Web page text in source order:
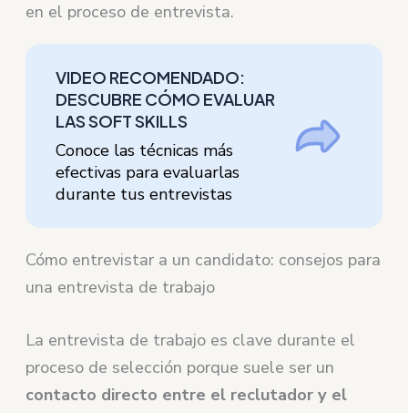
en el proceso de entrevista.
VIDEO RECOMENDADO:
DESCUBRE CÓMO EVALUAR
LAS SOFT SKILLS
Conoce las técnicas más
efectivas para evaluarlas
durante tus entrevistas
Cómo entrevistar a un candidato: consejos para
una entrevista de trabajo
La entrevista de trabajo es clave durante el
proceso de selección porque suele ser un
contacto directo entre el reclutador y el